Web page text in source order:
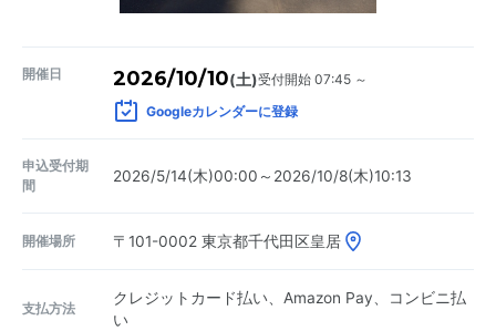
開催日 2026/10/10(土)受付開始 07:45 ～
Googleカレンダーに登録
申込受付期
間
2026/5/14(木)00:00～2026/10/8(木)10:13
開催場所 〒101-0002 東京都千代田区皇居
支払方法
クレジットカード払い、Amazon Pay、コンビニ払
い